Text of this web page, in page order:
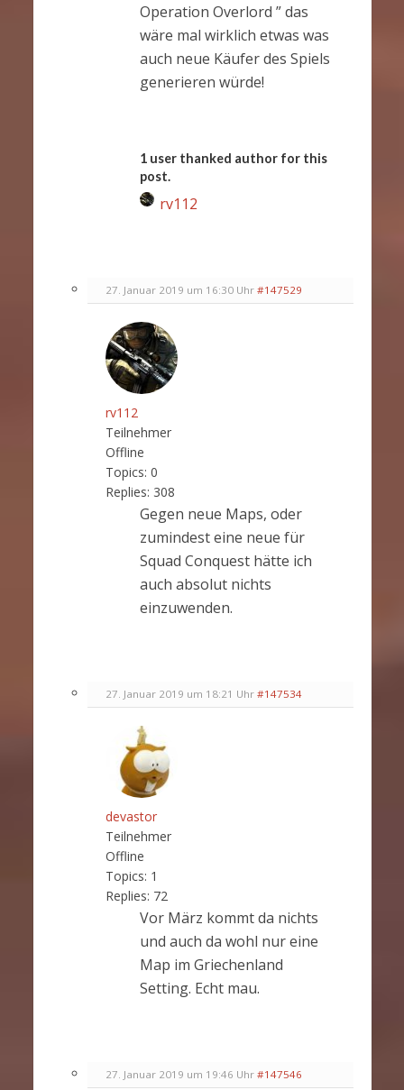
Operation Overlord ” das
wäre mal wirklich etwas was
auch neue Käufer des Spiels
generieren würde!
1 user thanked author for this
post.
rv112
27. Januar 2019 um 16:30 Uhr #147529
rv112
Teilnehmer
Offline
Topics: 0
Replies: 308
Gegen neue Maps, oder
zumindest eine neue für
Squad Conquest hätte ich
auch absolut nichts
einzuwenden.
27. Januar 2019 um 18:21 Uhr #147534
devastor
Teilnehmer
Offline
Topics: 1
Replies: 72
Vor März kommt da nichts
und auch da wohl nur eine
Map im Griechenland
Setting. Echt mau.
27. Januar 2019 um 19:46 Uhr #147546